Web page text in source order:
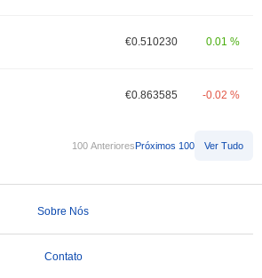
€0.510230 0.01 %
€0.863585 -0.02 %
100 AnterioresPróximos 100 Ver Tudo
Sobre Nós
Contato